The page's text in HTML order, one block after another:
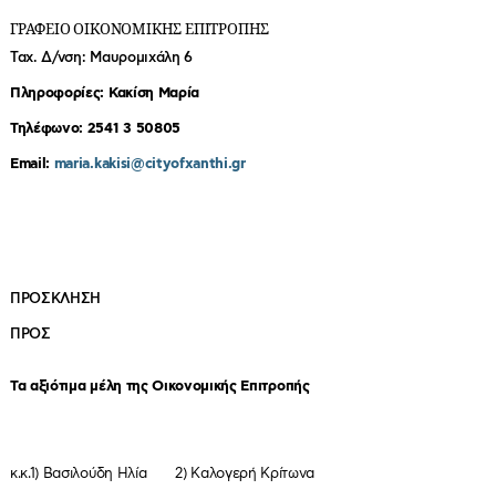
ΓΡΑΦΕΙΟ ΟΙΚΟΝΟΜΙΚΗΣ ΕΠΙΤΡΟΠΗΣ
Ταχ. Δ/νση: Μαυρομιχάλη 6
Πληροφορίες: Κακίση Μαρία
Τηλέφωνο: 2541 3 50805
Email: maria.kakisi@cityofxanthi.gr
ΠΡΟΣΚΛΗΣΗ
ΠΡΟΣ
Τα αξιότιμα μέλη της Οικονομικής Επιτροπής
κ.κ.1) Βασιλούδη Ηλία 2) Καλογερή Κρίτωνα